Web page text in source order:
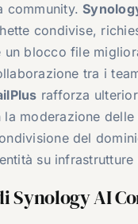
community.
condivise,
un blocco file
tra i
rafforza
la moderazione
del
su infrastrutture
Synology AI